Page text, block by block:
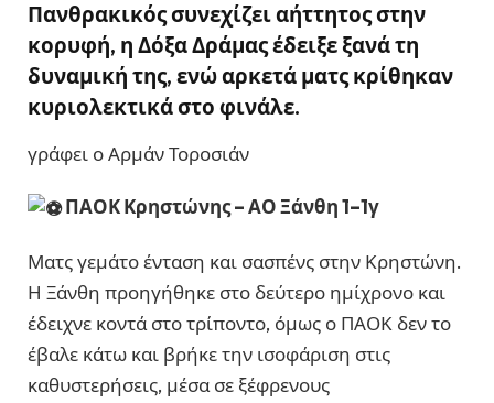
Πανθρακικός συνεχίζει αήττητος στην
κορυφή, η Δόξα Δράμας έδειξε ξανά τη
δυναμική της, ενώ αρκετά ματς κρίθηκαν
κυριολεκτικά στο φινάλε.
γράφει ο Αρμάν Τοροσιάν
ΠΑΟΚ Κρηστώνης – ΑΟ Ξάνθη 1–1γ
Ματς γεμάτο ένταση και σασπένς στην Κρηστώνη.
Η Ξάνθη προηγήθηκε στο δεύτερο ημίχρονο και
έδειχνε κοντά στο τρίποντο, όμως ο ΠΑΟΚ δεν το
έβαλε κάτω και βρήκε την ισοφάριση στις
καθυστερήσεις, μέσα σε ξέφρενους